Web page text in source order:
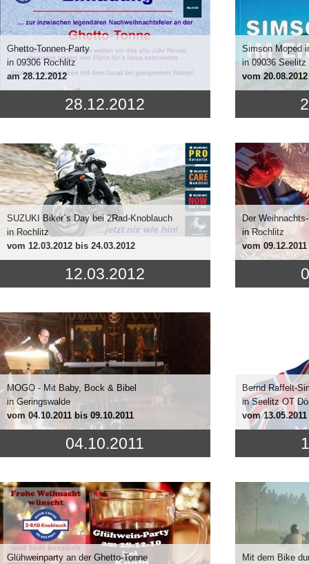
Ghetto-Tonnen-Party
in 09306 Rochlitz
am28.12.2012
28.12.2012
Simson Moped
in 09036 Seelitz
vom20.08.2012
SUZUKI Biker´s Day bei 2Rad-Knoblauch
in Rochlitz
vom 12.03.2012 bis 24.03.2012
12.03.2012
Der
in Rochlitz
vom 09.12.2011
MOGO - Mit Baby, Bock & Bibel
in Geringswalde
vom 04.10.2011 bis 09.10.2011
04.10.2011
Bernd Raffelt-
in Seelitz OT
vom13.05.2011
Glühweinparty an der Ghetto-Tonne Mit dem Bike